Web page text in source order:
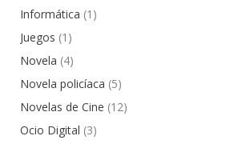
Informática (1)
Juegos (1)
Novela (4)
Novela policíaca (5)
Novelas de Cine (12)
Ocio Digital (3)